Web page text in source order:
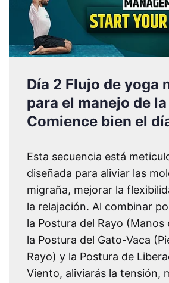
Día 2 Flujo de yoga
para el manejo de
Comience bien el
Esta secuencia está
diseñada para aliviar las
migraña, mejorar la
la relajación. Al combinar
la Postura del Rayo (Manos
la Postura del Gato-Vaca
Rayo) y la Postura de
Viento, aliviarás la tensión,